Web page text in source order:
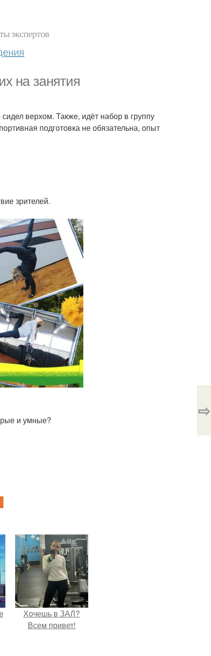
экспертов
на занятия
верхом. Также, идёт набор в группу
подготовка не обязательна, опыт
зрителей.
и умные?
⇨
Хочешь в ЗАЛ?
Всем привет!